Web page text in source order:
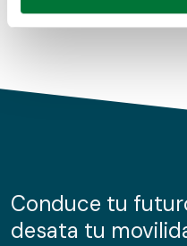
Obtenga más
de cookies.
información sobre el uso
nuestros partners de
Conduce tu
desata tu